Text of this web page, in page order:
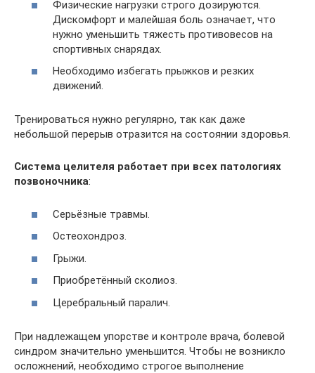
Физические нагрузки строго дозируются.
Дискомфорт и малейшая боль означает, что
нужно уменьшить тяжесть противовесов на
спортивных снарядах.
Необходимо избегать прыжков и резких
движений.
Тренироваться нужно регулярно, так как даже
небольшой перерыв отразится на состоянии здоровья.
Система целителя работает при всех патологиях
позвоночника:
Серьёзные травмы.
Остеохондроз.
Грыжи.
Приобретённый сколиоз.
Церебральный паралич.
При надлежащем упорстве и контроле врача, болевой
синдром значительно уменьшится. Чтобы не возникло
осложнений, необходимо строгое выполнение